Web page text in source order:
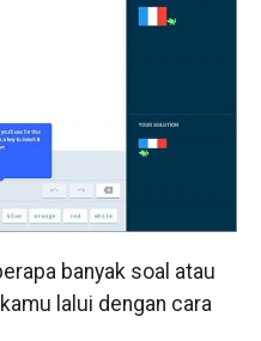
banyak soal atau
lalui dengan cara